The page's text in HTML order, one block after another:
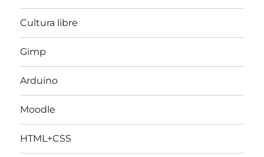
Cultura libre
Gimp
Arduino
Moodle
HTML+CSS